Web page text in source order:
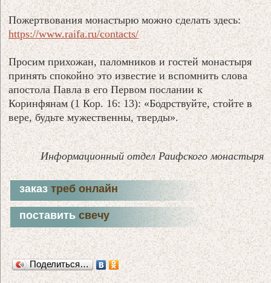
Пожертвования монастырю можно сделать здесь:
https://www.raifa.ru/contacts/
Просим прихожан, паломников и гостей монастыря
принять спокойно это известие и вспомнить слова
апостола Павла в его Первом послании к
Коринфянам (1 Кор. 16: 13): «Бодрствуйте, стойте в
вере, будьте мужественны, тверды».
Информационный отдел Раифского монастыря
заказтреб онлайн
поставитьсвечу
Поделиться…